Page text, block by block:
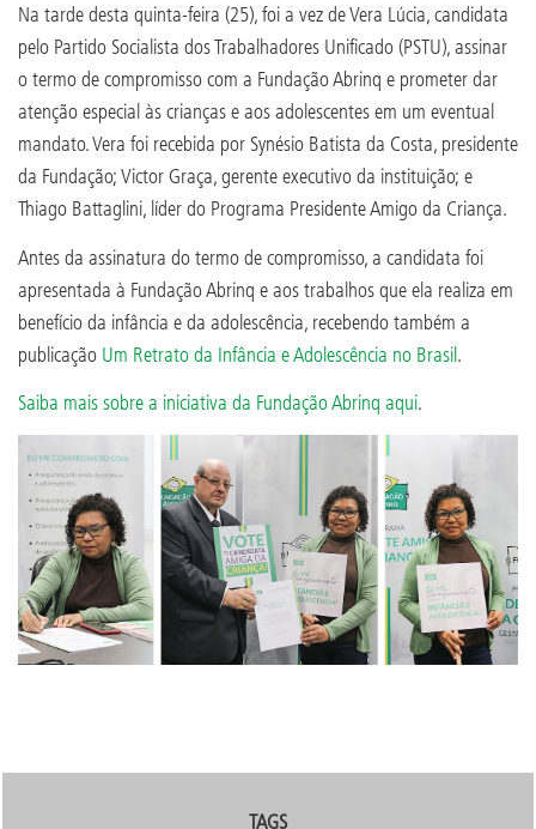
Na tarde desta quinta-feira (25), foi a vez de Vera Lúcia, candidata
pelo Partido Socialista dos Trabalhadores Unificado (PSTU), assinar
o termo de compromisso com a Fundação Abrinq e prometer dar
atenção especial às crianças e aos adolescentes em um eventual
mandato. Vera foi recebida por Synésio Batista da Costa, presidente
da Fundação; Victor Graça, gerente executivo da instituição; e
Thiago Battaglini, líder do Programa Presidente Amigo da Criança.
Antes da assinatura do termo de compromisso, a candidata foi
apresentada à Fundação Abrinq e aos trabalhos que ela realiza em
benefício da infância e da adolescência, recebendo também a
publicação Um Retrato da Infância e Adolescência no Brasil.
Saiba mais sobre a iniciativa da Fundação Abrinq aqui.
TAGS